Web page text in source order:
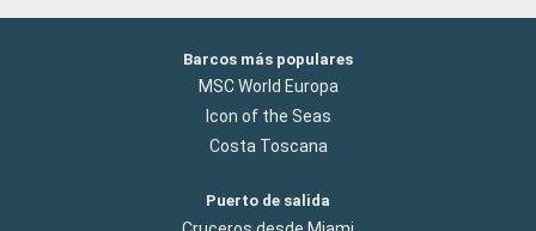
Barcos más populares
MSC World Europa
Icon of the Seas
Costa Toscana
Puerto de salida